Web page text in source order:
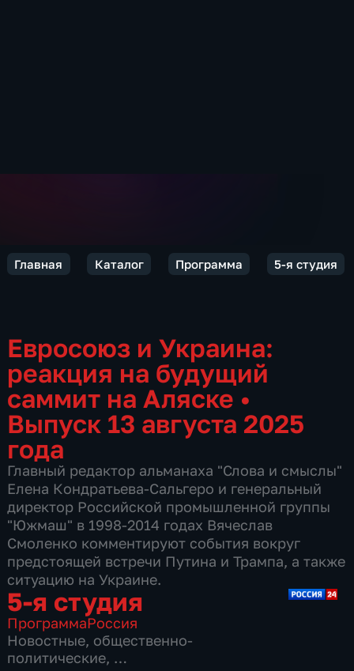
Главная Каталог Программа 5-я студия
Евросоюз и Украина:
реакция на будущий
саммит на Аляске •
Выпуск 13 августа 2025
года
Главный редактор альманаха "Слова и смыслы"
Елена Кондратьева-Сальгеро и генеральный
директор Российской промышленной группы
"Южмаш" в 1998-2014 годах Вячеслав
Смоленко комментируют события вокруг
предстоящей встречи Путина и Трампа, а также
ситуацию на Украине.
5-я студия
ПрограммаРоссия
Новостные, общественно-
политические,